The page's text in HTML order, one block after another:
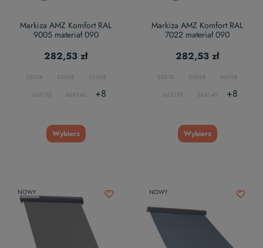
Markiza AMZ Komfort RAL
9005 materiał 090
282,53 zł
55X78 55X98
66X98
66X118
66X140 +8
Wybierz
Markiza AMZ Komfort RAL
7022 materiał 090
282,53 zł
55X78 55X98
66X98
66X118
66X140 +8
Wybierz
NOWY NOWY